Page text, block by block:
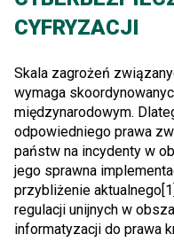
CYFRYZACJI
Skala zagrożeń
wymaga
międzynarodowym.
odpowiedniego prawa
państw na incydenty w
jego sprawna
przybliżenie
regulacji unijnych w
informatyzacji do prawa